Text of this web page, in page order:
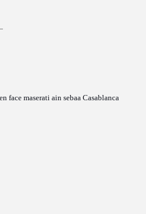
face maserati ain sebaa Casablanca